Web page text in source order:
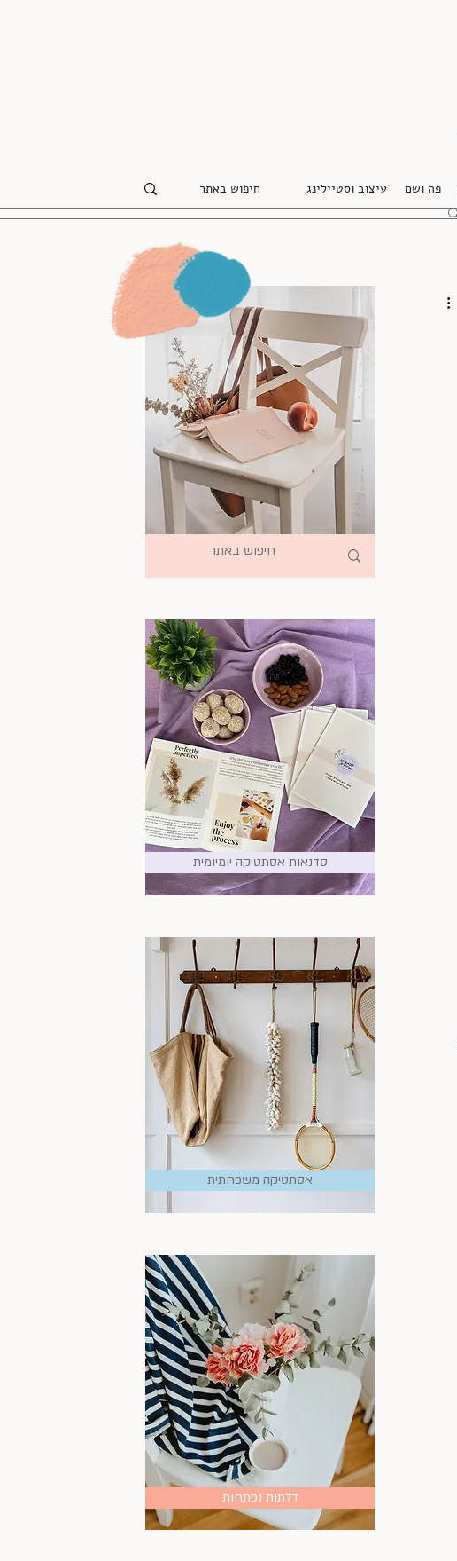
פה ושם עיצוב וסטיילינג
סדנאות אסתטיקה יומיומית
אסתטיקה משפחתית
דלתות נפתחות